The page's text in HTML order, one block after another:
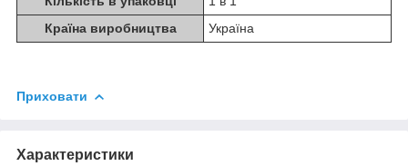
Країна виробництва
Україна
Приховати
Характеристики